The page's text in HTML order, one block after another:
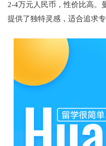
2-4万元人民币，性价比高。
提供了独特灵感，适合追求